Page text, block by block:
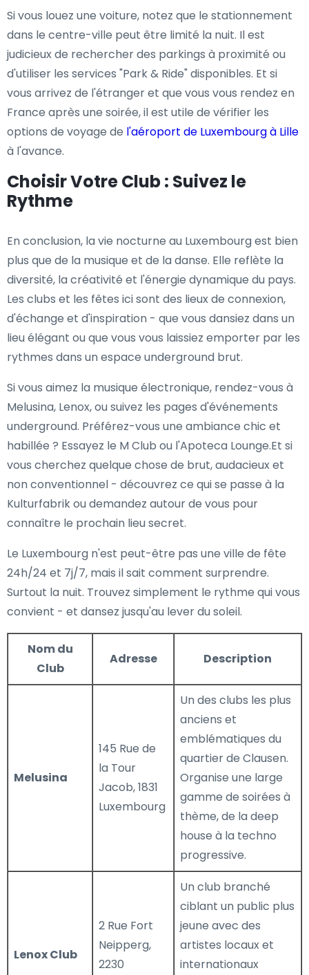
Si vous louez une voiture, notez que le stationnement
dans le centre-ville peut être limité la nuit. Il est
judicieux de rechercher des parkings à proximité ou
d'utiliser les services "Park & Ride" disponibles. Et si
vous arrivez de l'étranger et que vous vous rendez en
France après une soirée, il est utile de vérifier les
options de voyage de l'aéroport de Luxembourg à Lille
à l'avance.
Choisir Votre Club : Suivez le
Rythme
En conclusion, la vie nocturne au Luxembourg est bien
plus que de la musique et de la danse. Elle reflète la
diversité, la créativité et l'énergie dynamique du pays.
Les clubs et les fêtes ici sont des lieux de connexion,
d'échange et d'inspiration - que vous dansiez dans un
lieu élégant ou que vous vous laissiez emporter par les
rythmes dans un espace underground brut.
Si vous aimez la musique électronique, rendez-vous à
Melusina, Lenox, ou suivez les pages d'événements
underground. Préférez-vous une ambiance chic et
habillée ? Essayez le M Club ou l'Apoteca Lounge.Et si
vous cherchez quelque chose de brut, audacieux et
non conventionnel - découvrez ce qui se passe à la
Kulturfabrik ou demandez autour de vous pour
connaître le prochain lieu secret.
Le Luxembourg n'est peut-être pas une ville de fête
24h/24 et 7j/7, mais il sait comment surprendre.
Surtout la nuit. Trouvez simplement le rythme qui vous
convient - et dansez jusqu'au lever du soleil.
Nom du
Club
Adresse Description
Melusina
145 Rue de
la Tour
Jacob, 1831
Luxembourg
Un des clubs les plus
anciens et
emblématiques du
quartier de Clausen.
Organise une large
gamme de soirées à
thème, de la deep
house à la techno
progressive.
Lenox Club
2 Rue Fort
Neipperg,
2230
Un club branché
ciblant un public plus
jeune avec des
artistes locaux et
internationaux